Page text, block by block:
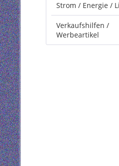
Strom / Energie /
Verkaufshilfen /
Werbeartikel